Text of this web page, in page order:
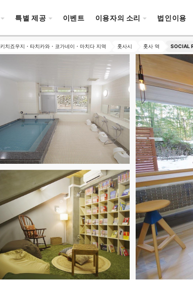
특별 제공 이벤트 이용자의 소리 법인이용
키치죠우지・타치카와・코가네이・마치다 지역 훗사시 훗사 역 SOCIAL